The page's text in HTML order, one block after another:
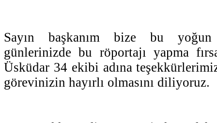
Sayın başkanım bize bu
günlerinizde bu röportajı yapma
Üsküdar 34 ekibi adına
görevinizin hayırlı olmasını diliyoruz.